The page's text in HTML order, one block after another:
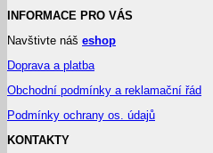
INFORMACE PRO VÁS
Navštivte náš eshop
Doprava a platba
Obchodní podmínky a reklamační řád
Podmínky ochrany os. údajů
KONTAKTY